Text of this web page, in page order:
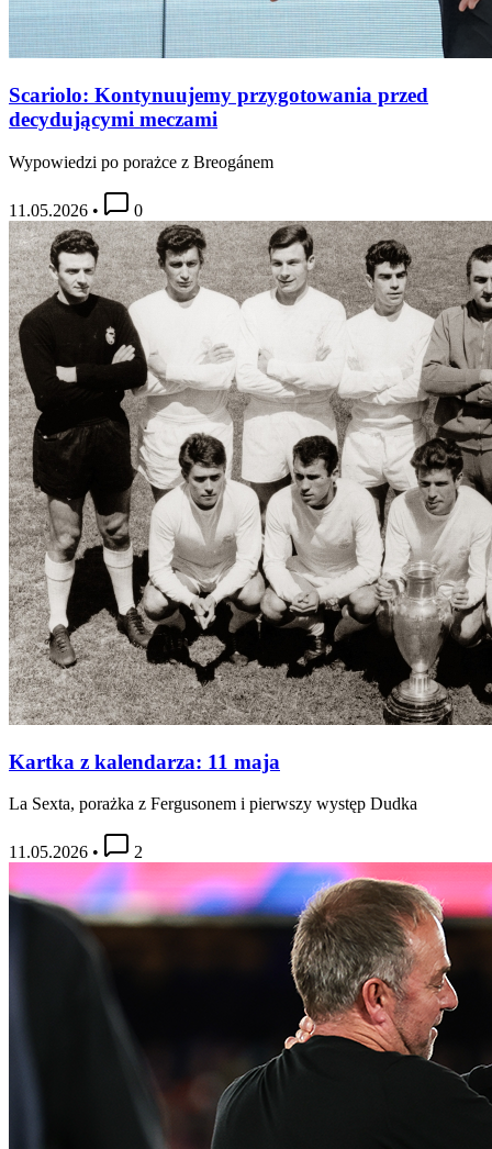
Scariolo: Kontynuujemy przygotowania przed
decydującymi meczami
Wypowiedzi po porażce z Breogánem
11.05.2026 • 0
Kartka z kalendarza: 11 maja
La Sexta, porażka z Fergusonem i pierwszy występ Dudka
11.05.2026 • 2